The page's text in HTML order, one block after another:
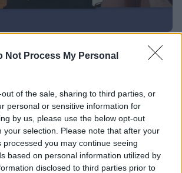
Not Process My Personal
of the sale, sharing to third parties, or
personal or sensitive information for
by us, please use the below opt-out
your selection. Please note that after your
processed you may continue seeing
based on personal information utilized by
disclosed to third parties prior to
από την Ώρα την καλή
της